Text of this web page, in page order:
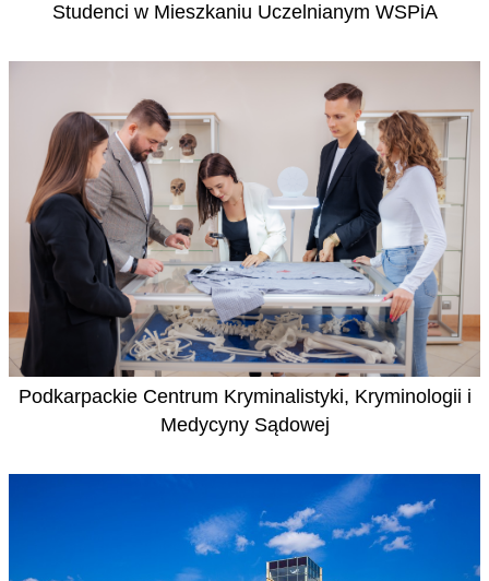
Studenci w Mieszkaniu Uczelnianym WSPiA
Podkarpackie Centrum Kryminalistyki, Kryminologii i
Medycyny Sądowej